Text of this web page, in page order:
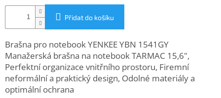
www.inpraise.cz
Telefony
a
tablety
Cyklo
Přidat do košíku
Brašna pro notebook YENKEE YBN 1541GY
Manažerská brašna na notebook TARMAC 15,6",
Perfektní organizace vnitřního prostoru, Firemní
neformální a praktický design, Odolné materiály a
optimální ochrana